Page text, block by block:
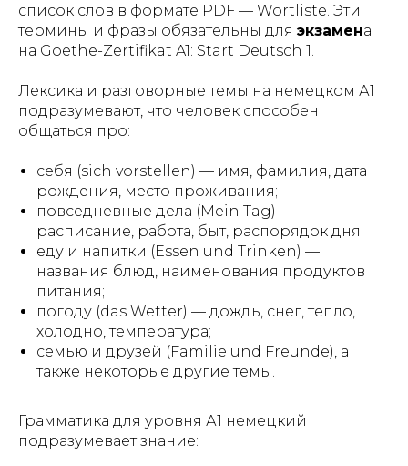
список слов в формате PDF — Wortliste. Эти
термины и фразы обязательны для экзамена
на Goethe-Zertifikat A1: Start Deutsch 1.
Лексика и разговорные темы на немецком А1
подразумевают, что человек способен
общаться про:
себя (sich vorstellen) — имя, фамилия, дата
рождения, место проживания;
повседневные дела (Mein Tag) —
расписание, работа, быт, распорядок дня;
еду и напитки (Essen und Trinken) —
названия блюд, наименования продуктов
питания;
погоду (das Wetter) — дождь, снег, тепло,
холодно, температура;
семью и друзей (Familie und Freunde), а
также некоторые другие темы.
Грамматика для уровня А1 немецкий
подразумевает знание: